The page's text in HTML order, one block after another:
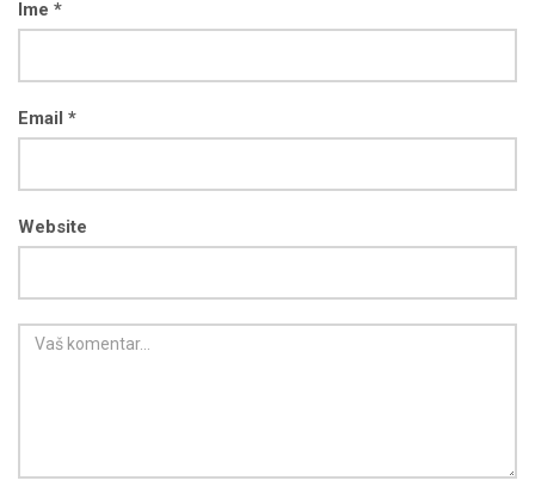
Ime *
Email *
Website